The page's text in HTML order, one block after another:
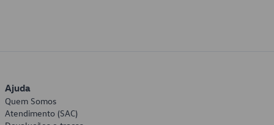
Ajuda
Quem Somos
Atendimento (SAC)